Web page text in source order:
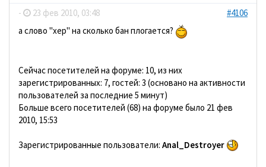
- 23 фев 2010, 03:48
#4106
а слово "хер" на сколько бан плогается?
Сейчас посетителей на форуме: 10, из них
зарегистрированных: 7, гостей: 3 (основано на активности
пользователей за последние 5 минут)
Больше всего посетителей (68) на форуме было 21 фев
2010, 15:53
Зарегистрированные пользователи: Anal_Destroyer